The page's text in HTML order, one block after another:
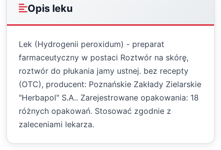
Opis leku
Lek (Hydrogenii peroxidum) - preparat
farmaceutyczny w postaci Roztwór na skórę,
roztwór do płukania jamy ustnej. bez recepty
(OTC), producent: Poznańskie Zakłady Zielarskie
"Herbapol" S.A.. Zarejestrowane opakowania: 18
różnych opakowań. Stosować zgodnie z
zaleceniami lekarza.